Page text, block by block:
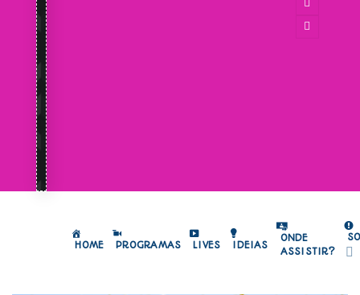
HOME PROGRAMAS LIVES IDEIAS
ONDE
ASSISTIR?